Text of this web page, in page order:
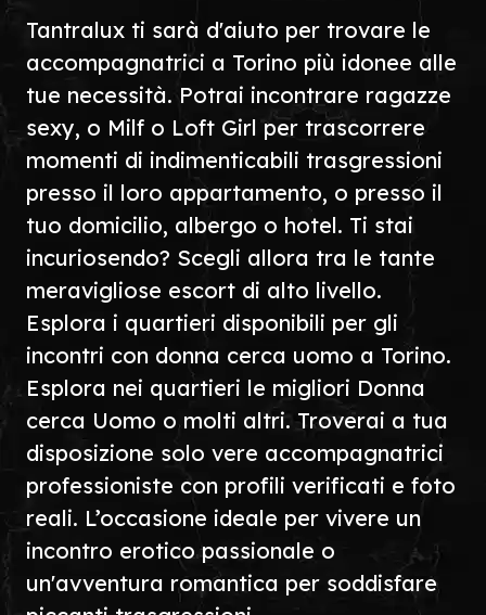
Tantralux ti sarà d'aiuto per trovare le
accompagnatrici a Torino più idonee alle
tue necessità. Potrai incontrare ragazze
sexy, o Milf o Loft Girl per trascorrere
momenti di indimenticabili trasgressioni
presso il loro appartamento, o presso il
tuo domicilio, albergo o hotel. Ti stai
incuriosendo? Scegli allora tra le tante
meravigliose escort di alto livello.
Esplora i quartieri disponibili per gli
incontri con donna cerca uomo a Torino.
Esplora nei quartieri le migliori Donna
cerca Uomo o molti altri. Troverai a tua
disposizione solo vere accompagnatrici
professioniste con profili verificati e foto
reali. L’occasione ideale per vivere un
incontro erotico passionale o
un'avventura romantica per soddisfare